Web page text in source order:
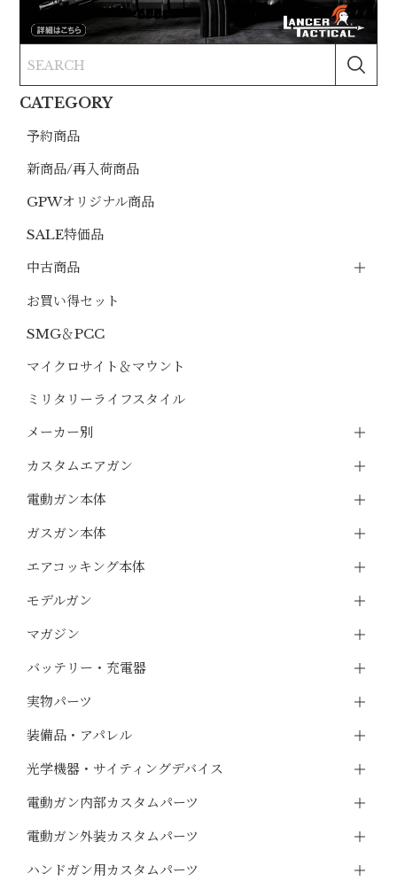
CATEGORY
予約商品
新商品/再入荷商品
GPWオリジナル商品
SALE特価品
中古商品
お買い得セット
SMG＆PCC
マイクロサイト＆マウント
ミリタリーライフスタイル
メーカー別
カスタムエアガン
電動ガン本体
ガスガン本体
エアコッキング本体
モデルガン
マガジン
バッテリー・充電器
実物パーツ
装備品・アパレル
光学機器・サイティングデバイス
電動ガン内部カスタムパーツ
電動ガン外装カスタムパーツ
ハンドガン用カスタムパーツ